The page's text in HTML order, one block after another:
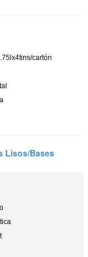
cartón
Lisos/Bases